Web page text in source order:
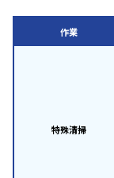
作業
特殊清掃